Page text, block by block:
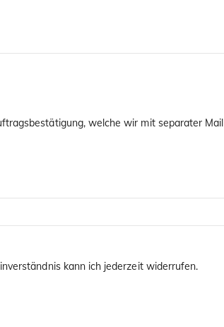
welche wir mit separater Mail
kann ich jederzeit widerrufen.